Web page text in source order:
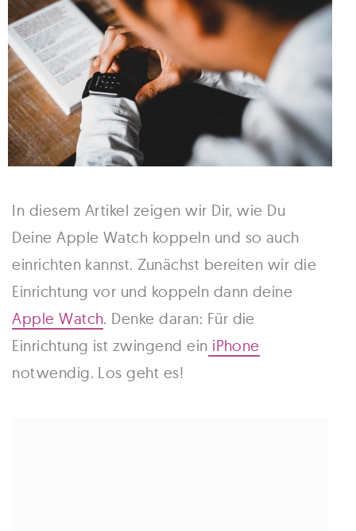
In diesem Artikel zeigen wir Dir, wie Du
Deine Apple Watch koppeln und so auch
einrichten kannst. Zunächst bereiten wir die
Einrichtung vor und koppeln dann deine
Apple Watch. Denke daran: Für die
Einrichtung ist zwingend ein iPhone
notwendig. Los geht es!